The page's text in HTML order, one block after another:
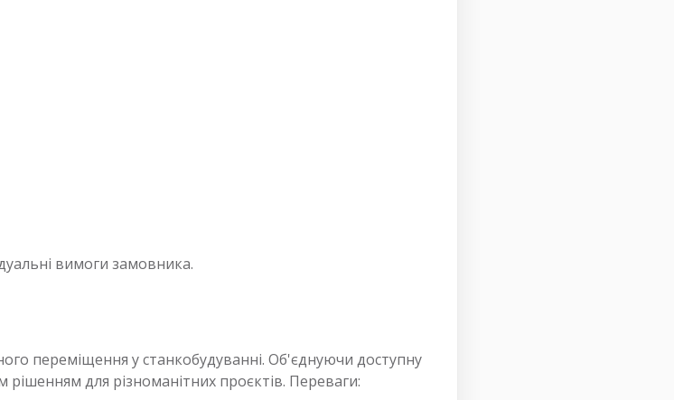
вимоги замовника.
переміщення у станкобудуванні. Об'єднуючи доступну
рішенням для різноманітних проєктів. Переваги: